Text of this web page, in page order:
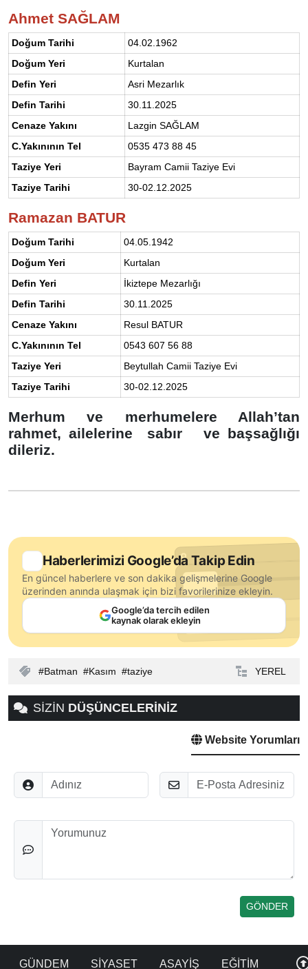
Ahmet SAĞLAM
Doğum Tarihi
04.02.1962
Doğum Yeri
Kurtalan
Defin Yeri
Asri Mezarlık
Defin Tarihi
30.11.2025
Cenaze Yakını
Lazgin SAĞLAM
C.Yakınının Tel
0535 473 88 45
Taziye Yeri
Bayram Camii Taziye Evi
Taziye Tarihi
30-02.12.2025
Ramazan BATUR
Doğum Tarihi
04.05.1942
Doğum Yeri
Kurtalan
Defin Yeri
İkiztepe Mezarlığı
Defin Tarihi
30.11.2025
Cenaze Yakını
Resul BATUR
C.Yakınının Tel
0543 607 56 88
Taziye Yeri
Beytullah Camii Taziye Evi
Taziye Tarihi
30-02.12.2025
Merhum ve merhumelere Allah’tan
rahmet, ailelerine sabır ve başsağlığı
dileriz.
Haberlerimizi Google’da Takip Edin
En güncel haberlere ve son dakika gelişmelerine Google
üzerinden anında ulaşmak için bizi favorilerinize ekleyin.
Google’da tercih edilen
kaynak olarak ekleyin
Batman Kasım taziye YEREL
SİZİN DÜŞÜNCELERİNİZ
Website Yorumları
Adınız E-Posta
Düşünceleriniz
GÜNDEM SİYASET ASAYİŞ EĞİTİM